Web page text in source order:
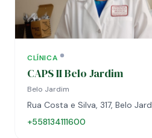
CLÍNICA
CAPS II Belo Jardim
Belo Jardim
Rua Costa e Silva, 317, Belo
+558134111600